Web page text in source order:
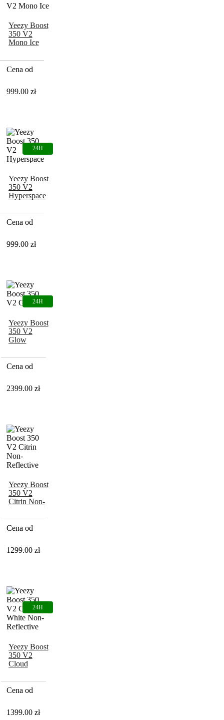
Yeezy Boost
350 V2
Mono Ice
Cena od
999.00 zł
Yeezy Boost
350 V2
Hyperspace
Cena od
999.00 zł
Yeezy Boost
350 V2
Glow
Cena od
2399.00 zł
Yeezy Boost
350 V2
Citrin Non-
Cena od
1299.00 zł
Yeezy Boost
350 V2
Cloud
Reflective
Cena od
1399.00 zł